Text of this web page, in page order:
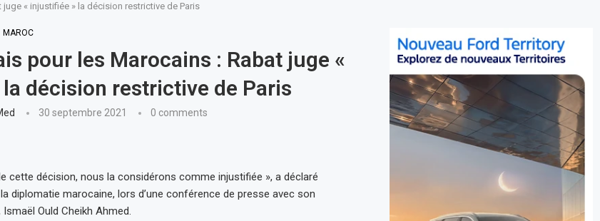
« injustifiée » la décision restrictive de Paris
MAROC
pour les Marocains : Rabat juge «
décision restrictive de Paris
30 septembre 2021 0 comments
cette décision, nous la considérons comme injustifiée », a déclaré
diplomatie marocaine, lors d’une conférence de presse avec son
Ould Cheikh Ahmed.